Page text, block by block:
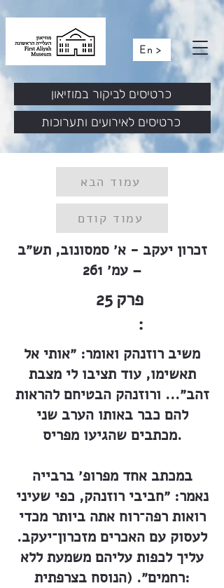
En >
כרטיסים לאירועים ותערוכות
כרטיסים לביקור במוזיאון
עמוד הבא
עמוד קודם
זכרון יעקב - א׳ סמסונוב, תש״ב
– עמ׳ 261
25 פרק
:
משיב רוזנהק ואומר: ״אותי אל
תאשימו, עוד תציבו לי מצבת
זהב״... ורוזנהק הבטיחם להראות
להם כבר באותו הערב שני
מכתבים שהגיעו מפריס.
במכתב אחד מפרופ׳ ברבייה
נאמר: ״חביבי רוזנהק, כפי שעיני
רואות רפה־רוח אתה ביותר מכדי
לעסוק עם האכרים מזכרון־יעקב.
עליך לכפות עליהם משמעת ללא
רחמים״. (הנוסח בצרפתית: